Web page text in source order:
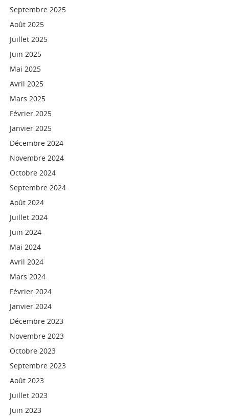
Septembre 2025
Août 2025
Juillet 2025
Juin 2025
Mai 2025
Avril 2025
Mars 2025
Février 2025
Janvier 2025
Décembre 2024
Novembre 2024
Octobre 2024
Septembre 2024
Août 2024
Juillet 2024
Juin 2024
Mai 2024
Avril 2024
Mars 2024
Février 2024
Janvier 2024
Décembre 2023
Novembre 2023
Octobre 2023
Septembre 2023
Août 2023
Juillet 2023
Juin 2023